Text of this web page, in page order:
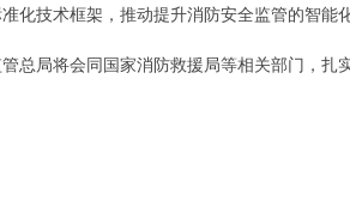
化技术框架，推动提升消防安全监管的智能
总局将会同国家消防救援局等相关部门，